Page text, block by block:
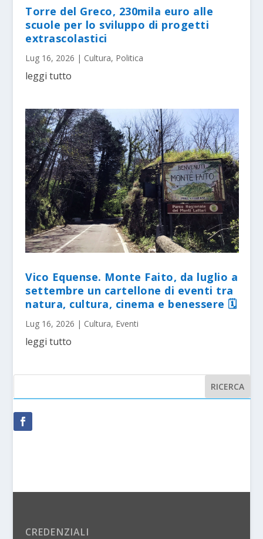
Torre del Greco, 230mila euro alle
scuole per lo sviluppo di progetti
extrascolastici
Lug 16, 2026 | Cultura, Politica
leggi tutto
Vico Equense. Monte Faito, da luglio a
settembre un cartellone di eventi tra
natura, cultura, cinema e benessere 🗓
Lug 16, 2026 | Cultura, Eventi
leggi tutto
CREDENZIALI